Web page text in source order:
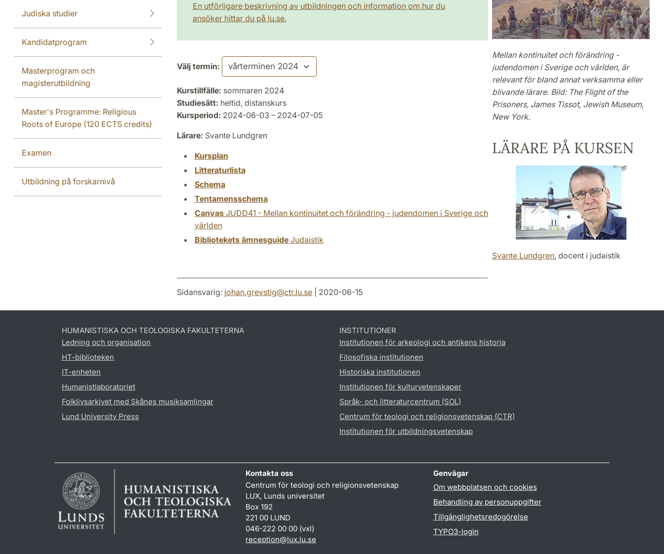
Judiska studier
Kandidatprogram
Masterprogram och
magisterutbildning
Master's Programme: Religious
Roots of Europe (120 ECTS credits)
Examen
Utbildning på forskarnivå
En utförligare beskrivning av utbildningen och information om hur du
ansöker hittar du på lu.se.
Välj termin:
Kurstillfälle: sommaren 2024
Studiesätt: heltid, distanskurs
Kursperiod: 2024-06-03 – 2024-07-05
Lärare: Svante Lundgren
Kursplan
Litteraturlista
Schema
Tentamensschema
CanvasJUDD41 - Mellan kontinuitet och förändring - judendomen i Sverige och
världen
Bibliotekets ämnesguideJudaistik
Mellan kontinuitet och förändring -
judendomen i Sverige och världen, är
relevant för bland annat verksamma eller
blivande lärare. Bild: The Flight of the
Prisoners, James Tissot, Jewish Museum,
New York.
LÄRARE PÅ KURSEN
Svante Lundgren, docent i judaistik
Sidansvarig: johan.grevstig@ctr.lu.se| 2020-06-15
HUMANISTISKA OCH TEOLOGISKA FAKULTETERNA
Ledning och organisation
HT-biblioteken
IT-enheten
Humanistlaboratoriet
Folklivsarkivet med Skånes musiksamlingar
Lund University Press
INSTITUTIONER
Institutionen för arkeologi och antikens historia
Filosofiska institutionen
Historiska institutionen
Institutionen för kulturvetenskaper
Språk- och litteraturcentrum (SOL)
Centrum för teologi och religionsvetenskap (CTR)
Institutionen för utbildningsvetenskap
Kontakta oss
Centrum för teologi och religionsvetenskap
LUX, Lunds universitet
Box 192
221 00 LUND
046-222 00 00 (vxl)
reception@lux.lu.se
Genvägar
Om webbplatsen och cookies
Behandling av personuppgifter
Tillgänglighetsredogörelse
TYPO3-login